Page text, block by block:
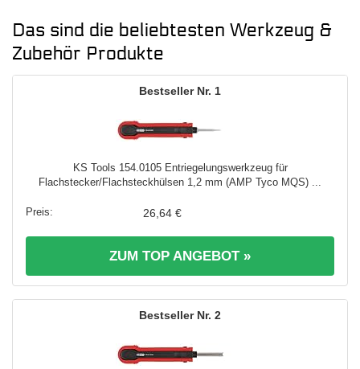
Das sind die beliebtesten Werkzeug &
Zubehör Produkte
1
KS Tools 154.0105 Entriegelungswerkzeug für
Flachstecker/Flachsteckhülsen 1,2 mm (AMP Tyco MQS) ...
26,64 €
ZUM TOP ANGEBOT »
2